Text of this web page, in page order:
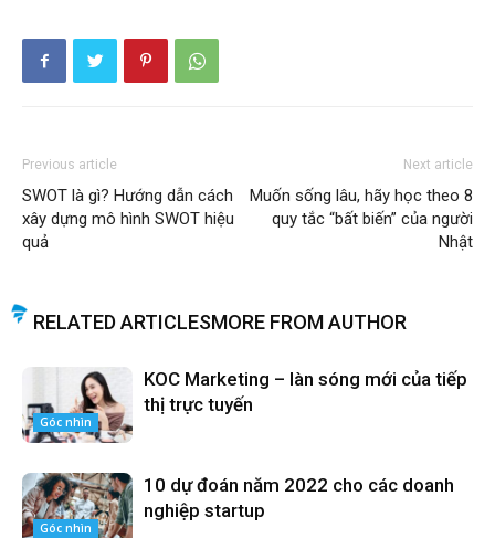
Previous article
SWOT là gì? Hướng dẫn cách
xây dựng mô hình SWOT hiệu
quả
Next article
Muốn sống lâu, hãy học theo 8
quy tắc “bất biến” của người
Nhật
RELATED ARTICLESMORE FROM AUTHOR
Góc nhìn
KOC Marketing – làn sóng mới của tiếp
thị trực tuyến
Góc nhìn
10 dự đoán năm 2022 cho các doanh
nghiệp startup